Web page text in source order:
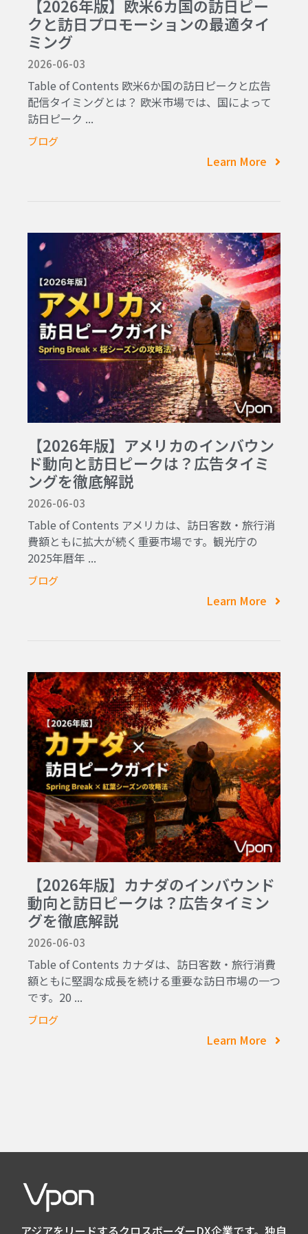
【2026年版】欧米6カ国の訪日ピー
クと訪日プロモーションの最適タイ
ミング
2026-06-03
Table of Contents 欧米6か国の訪日ピークと広告
配信タイミングとは？ 欧米市場では、国によって
訪日ピーク ...
ブログ
Learn More
【2026年版】アメリカのインバウン
ド動向と訪日ピークは？広告タイミ
ングを徹底解説
2026-06-03
Table of Contents アメリカは、訪日客数・旅行消
費額ともに拡大が続く重要市場です。観光庁の
2025年暦年 ...
ブログ
Learn More
【2026年版】カナダのインバウンド
動向と訪日ピークは？広告タイミン
グを徹底解説
2026-06-03
Table of Contents カナダは、訪日客数・旅行消費
額ともに堅調な成長を続ける重要な訪日市場の一つ
です。20 ...
ブログ
Learn More
アジアをリードするクロスボーダーDX企業です。独自